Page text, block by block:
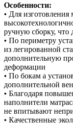
Особенности:
• Для
ручную сборку, что
• По периметру
из легированной
дополнительную
деформации
• По бокам а
дополнительной
• Благодаря
наполнители
не впитывают
• Качественные